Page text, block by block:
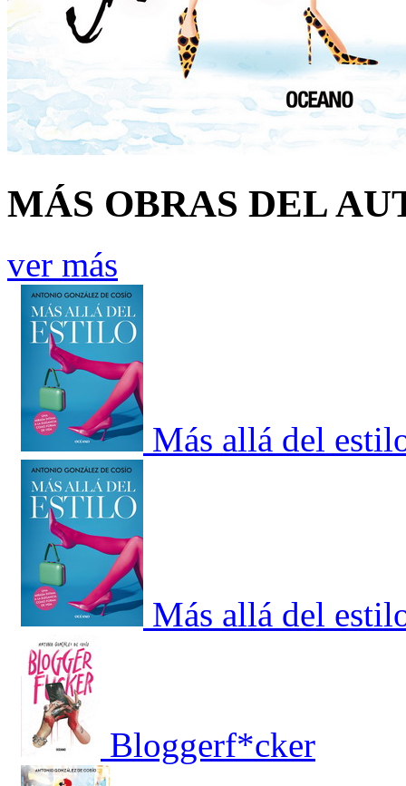
MÁS OBRAS DEL
ver más
Más allá del
Más allá del
Bloggerf*cker